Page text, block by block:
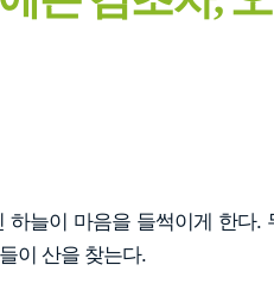
늘이 마음을 들썩이게 한다.
이 산을 찾는다.